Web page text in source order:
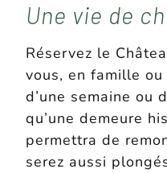
Une vie de
Réservez le
vous, en famille
d’une semaine ou
qu’une demeure
permettra de
serez aussi